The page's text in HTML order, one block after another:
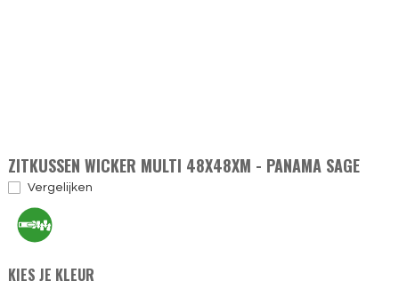
ZITKUSSEN WICKER MULTI 48X48XM - PANAMA SAGE
Vergelijken
KIES JE KLEUR